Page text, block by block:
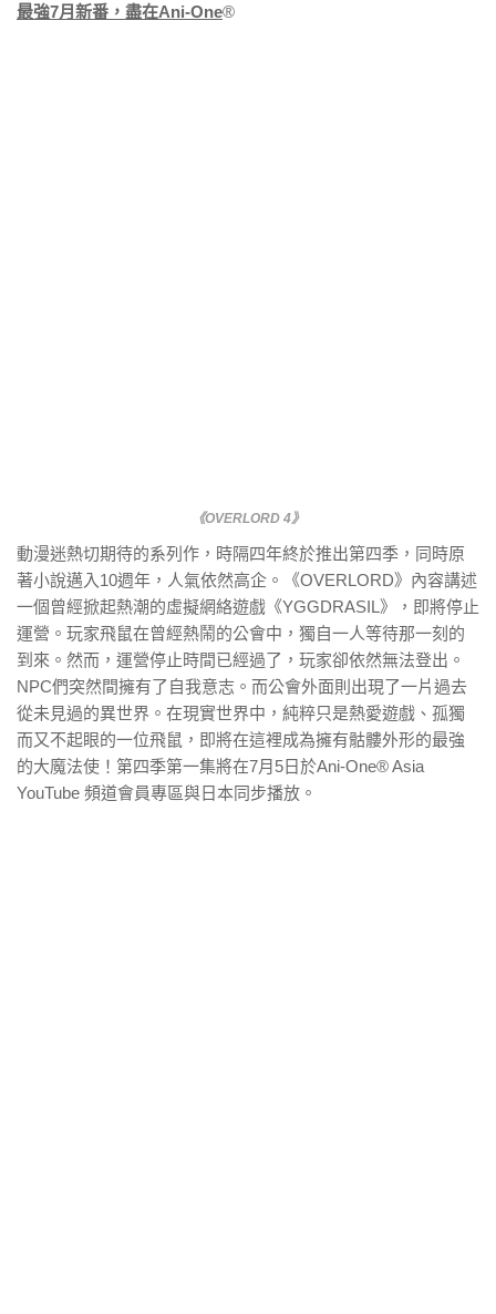
最強7月新番，盡在Ani-One®
《OVERLORD 4》
動漫迷熱切期待的系列作，時隔四年終於推出第四季，同時原
著小說邁入10週年，人氣依然高企。《OVERLORD》內容講述
一個曾經掀起熱潮的虛擬網絡遊戲《YGGDRASIL》，即將停止
運營。玩家飛鼠在曾經熱鬧的公會中，獨自一人等待那一刻的
到來。然而，運營停止時間已經過了，玩家卻依然無法登出。
NPC們突然間擁有了自我意志。而公會外面則出現了一片過去
從未見過的異世界。在現實世界中，純粹只是熱愛遊戲、孤獨
而又不起眼的一位飛鼠，即將在這裡成為擁有骷髏外形的最強
的大魔法使！第四季第一集將在7月5日於Ani-One® Asia
YouTube 頻道會員專區與日本同步播放。